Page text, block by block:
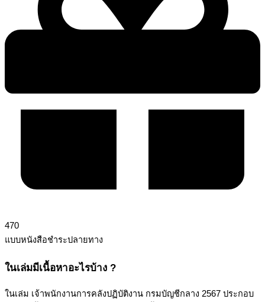
470
แบบหนังสือชำระปลายทาง
ในเล่มมีเนื้อหาอะไรบ้าง ?
ในเล่ม เจ้าพนักงานการคลังปฏิบัติงาน กรมบัญชีกลาง 2567 ประกอบ